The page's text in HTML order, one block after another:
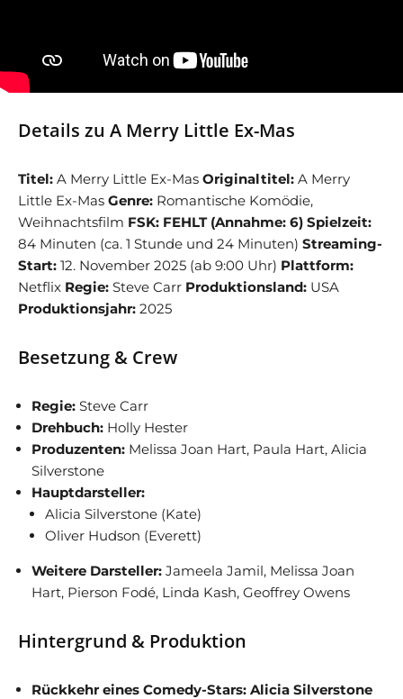
Details zu A Merry Little Ex-Mas
Titel: A Merry Little Ex-Mas Originaltitel: A Merry
Little Ex-Mas Genre: Romantische Komödie,
Weihnachtsfilm FSK: FEHLT (Annahme: 6) Spielzeit:
84 Minuten (ca. 1 Stunde und 24 Minuten) Streaming-
Start: 12. November 2025 (ab 9:00 Uhr) Plattform:
Netflix Regie: Steve Carr Produktionsland: USA
Produktionsjahr: 2025
Besetzung & Crew
Regie: Steve Carr
Drehbuch: Holly Hester
Produzenten: Melissa Joan Hart, Paula Hart, Alicia
Silverstone
Hauptdarsteller:
Alicia Silverstone (Kate)
Oliver Hudson (Everett)
Weitere Darsteller: Jameela Jamil, Melissa Joan
Hart, Pierson Fodé, Linda Kash, Geoffrey Owens
Hintergrund & Produktion
Rückkehr eines Comedy-Stars: Alicia Silverstone